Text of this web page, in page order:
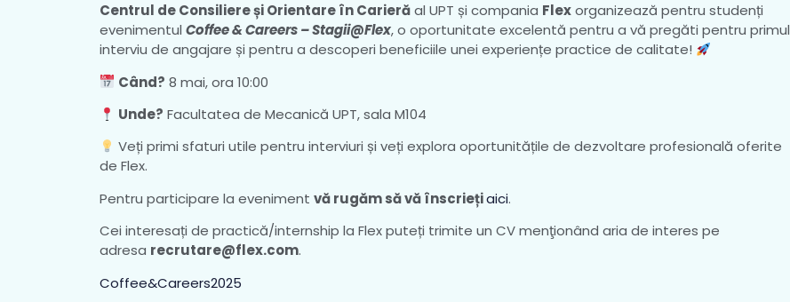
Centrul de Consiliere și Orientare în Carierăal UPT și compania Flexorganizează pentru studenți
evenimentul Coffee & Careers – Stagii@Flex, o oportunitate excelentă pentru a vă pregăti pentru primul
interviu de angajare și pentru a descoperi beneficiile unei experiențe practice de calitate!
Când? 8 mai, ora 10:00
Unde? Facultatea de Mecanică UPT, sala M104
Veți primi sfaturi utile pentru interviuri și veți explora oportunitățile de dezvoltare profesională oferite
de Flex.
Pentru participare la eveniment vă rugăm să vă înscriețiaici.
Cei interesați de practică/internship la Flex puteți trimite un CV menţionând aria de interes pe
adresa recrutare@flex.com.
Coffee&Careers2025